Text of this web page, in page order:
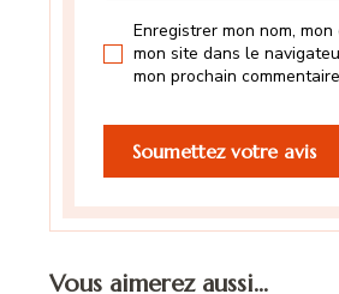
Enregistrer mon nom,
mon site dans le
mon prochain
Vous aimerez aussi...